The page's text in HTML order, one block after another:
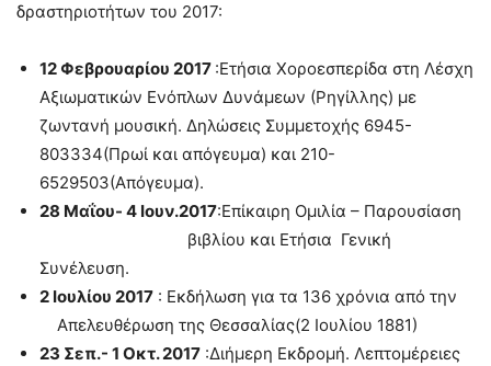
δραστηριοτήτων του 2017:
12 Φεβρουαρίου 2017 :Ετήσια Χοροεσπερίδα στη Λέσχη
Αξιωματικών Ενόπλων Δυνάμεων (Ρηγίλλης) με
ζωντανή μουσική. Δηλώσεις Συμμετοχής 6945-
803334(Πρωί και απόγευμα) και 210-
6529503(Απόγευμα).
28 Μαΐου- 4 Ιουν.2017:Επίκαιρη Ομιλία – Παρουσίαση
βιβλίου και Ετήσια Γενική
Συνέλευση.
2 Ιουλίου 2017 : Εκδήλωση για τα 136 χρόνια από την
Απελευθέρωση της Θεσσαλίας(2 Ιουλίου 1881)
23 Σεπ.- 1 Οκτ. 2017 :Διήμερη Εκδρομή. Λεπτομέρειες